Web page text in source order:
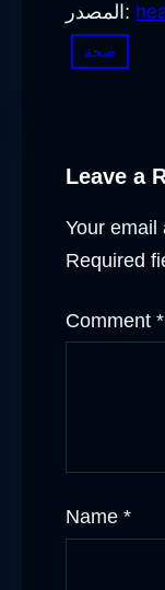
المصدر:
صحة
Leave a
Your email
Required
Comment *
Name *